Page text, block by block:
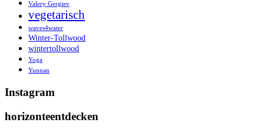
Valery Gergiev
vegetarisch
waves4water
Winter-Tollwood
wintertollwood
Yoga
Yunnan
Instagram
horizonteentdecken